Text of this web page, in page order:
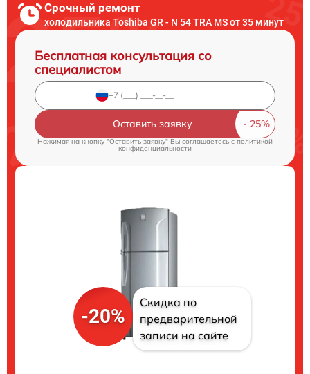
Срочный ремонт
холодильника Toshiba GR - N 54 TRA MS от 35 минут
Бесплатная консультация со
специалистом
Оставить заявку
Нажимая на кнопку "Оставить заявку" Вы соглашаетесь cполитикой
конфиденциальности
-20%
Скидка по
предварительной
записи на сайте